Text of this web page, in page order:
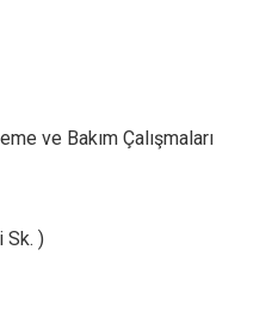
ve Bakım Çalışmaları
Sk. )